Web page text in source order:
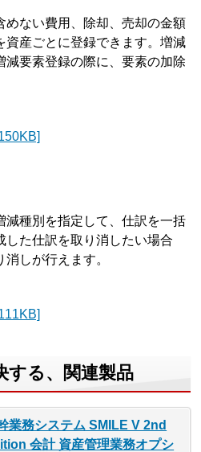
めない費用、除却、売却の金額
資産ごとに登録できます。増減
減要素登録の際に、要素の加除
減種別を指定して、仕訳を一括
した仕訳を取り消したい場合
しが行えます。
する、関連製品
業務システム SMILE V 2nd
会計 資産管理業務オプシ